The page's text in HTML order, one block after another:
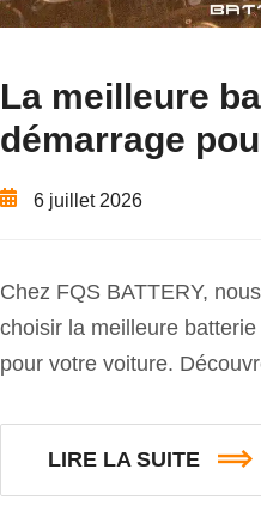
La meilleure
démarrage
6 juillet 2026
Chez FQS BATTERY,
choisir la meilleure
pour votre voiture.
LIRE LA SUITE